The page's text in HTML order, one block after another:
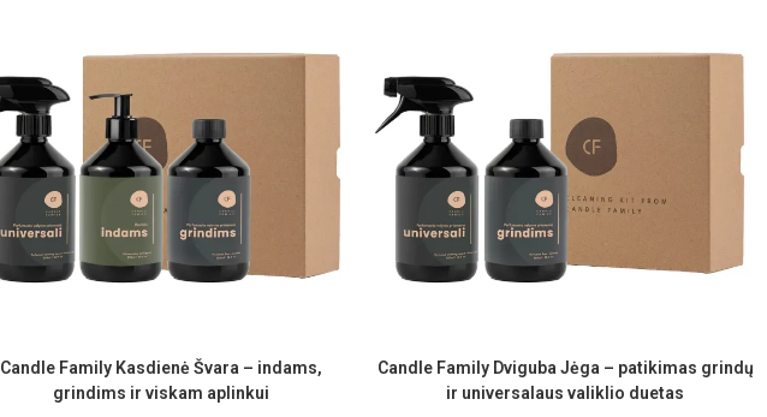
Candle Family Kasdienė Švara – indams,
grindims ir viskam aplinkui
Candle Family Dviguba Jėga – patikimas grindų
ir universalaus valiklio duetas